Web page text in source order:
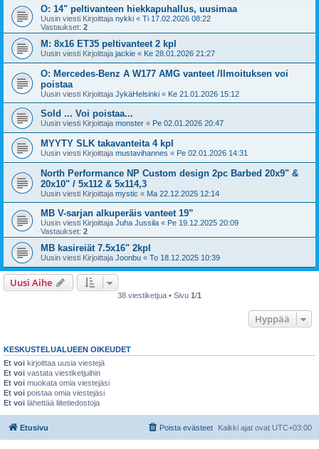
O: 14" peltivanteen hiekkapuhallus, uusimaa
Uusin viesti Kirjoittaja nykki « Ti 17.02.2026 08:22
Vastaukset: 2
M: 8x16 ET35 peltivanteet 2 kpl
Uusin viesti Kirjoittaja jackie « Ke 28.01.2026 21:27
O: Mercedes-Benz A W177 AMG vanteet /Ilmoituksen voi
poistaa
Uusin viesti Kirjoittaja JykäHelsinki « Ke 21.01.2026 15:12
Sold ... Voi poistaa...
Uusin viesti Kirjoittaja monster « Pe 02.01.2026 20:47
MYYTY SLK takavanteita 4 kpl
Uusin viesti Kirjoittaja mustavihannes « Pe 02.01.2026 14:31
North Performance NP Custom design 2pc Barbed 20x9" &
20x10" / 5x112 & 5x114,3
Uusin viesti Kirjoittaja mystic « Ma 22.12.2025 12:14
MB V-sarjan alkuperäis vanteet 19”
Uusin viesti Kirjoittaja Juha Jussila « Pe 19.12.2025 20:09
Vastaukset: 2
MB kasireiät 7.5x16" 2kpl
Uusin viesti Kirjoittaja Joonbu « To 18.12.2025 10:39
Uusi Aihe
38 viestiketjua • Sivu 1/1
Hyppää
KESKUSTELUALUEEN OIKEUDET
Et voi kirjoittaa uusia viestejä
Et voi vastata viestiketjuihin
Et voi muokata omia viestejäsi
Et voi poistaa omia viestejäsi
Et voi lähettää liitetiedostoja
Etusivu Kaikki ajat ovat UTC+03:00
Poista evästeet